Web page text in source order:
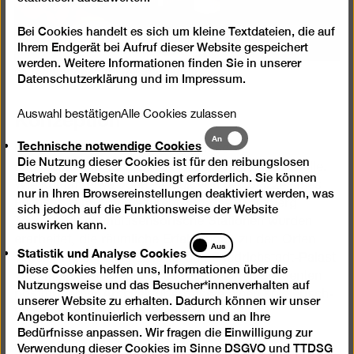
© Technische Universität Berlin
Konzeption
Es entstanden sieben thematisch sehr
unterschiedliche inklusive Konzepte für Tastmodelle.
Wie kommt etwa John Hejduk von der Skizze eines
Fuchses zum Architekturentwurf des Kreuzberg
Towers? Auch multisensorische Stationen wurden
erarbeitet, die räumliche Erfahrungen zu den Orten
Tegeler Hafen, Nikolaiviertel und Friedrichstadt-Palast
vermitteln. Eine Skulptur aus prägnanten Elementen
postmoderner Architektur eröffnete einen spielerisch-
künstlerischen Zugang zum Thema.
Die Konzepte waren im weiteren Verlauf Grundlage für
Bei Cookies handelt es sich um kleine Textdateien, die auf
Ihrem Endgerät bei Aufruf dieser Website gespeichert
werden. Weitere Informationen finden Sie in unserer
Datenschutzerklärung und im Impressum.
Auswahl bestätigenAlle Cookies zulassen
Technische notwendige Cookies
Technische
notwendige
Cookies
An
Die Nutzung dieser Cookies ist für den reibungslosen
Betrieb der Website unbedingt erforderlich. Sie können
nur in Ihren Browsereinstellungen deaktiviert werden, was
sich jedoch auf die Funktionsweise der Website
auswirken kann.
Statistik und Analyse Cookies
Statistik
und
Analyse
Cookies
Aus
Diese Cookies helfen uns, Informationen über die
Nutzungsweise und das Besucher*innenverhalten auf
unserer Website zu erhalten. Dadurch können wir unser
Angebot kontinuierlich verbessern und an Ihre
Bedürfnisse anpassen. Wir fragen die Einwilligung zur
Verwendung dieser Cookies im Sinne DSGVO und TTDSG